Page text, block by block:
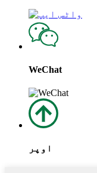
WeChat
اوپر